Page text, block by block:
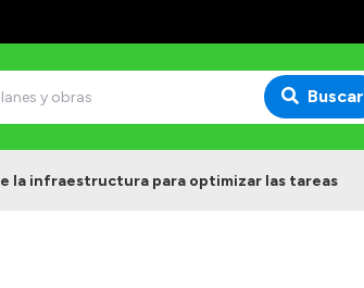
Buscar
la infraestructura para optimizar las tareas